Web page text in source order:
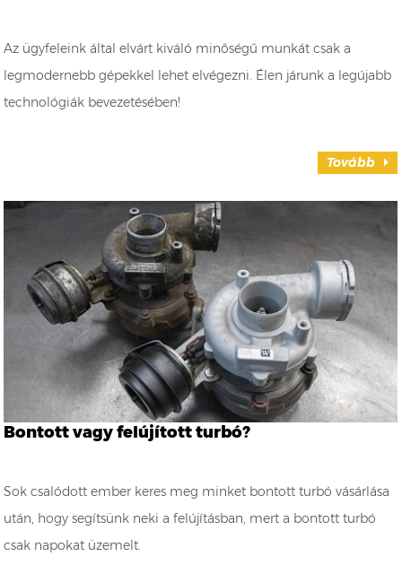
Az ügyfeleink által elvárt kiváló minőségű munkát csak a
legmodernebb gépekkel lehet elvégezni. Élen járunk a legújabb
technológiák bevezetésében!
Tovább
Bontott vagy felújított turbó?
Sok csalódott ember keres meg minket bontott turbó vásárlása
után, hogy segítsünk neki a felújításban, mert a bontott turbó
csak napokat üzemelt.